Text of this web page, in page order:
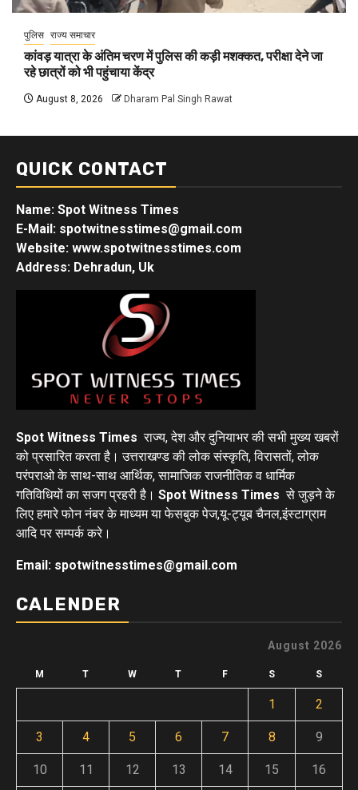
पुलिस राज्य समाचार
कांवड़ यात्रा के अंतिम चरण में पुलिस की कड़ी मशक्कत, परीक्षा देने जा
रहे छात्रों को भी पहुंचाया केंद्र
August 8, 2026 Dharam Pal Singh Rawat
QUICK CONTACT
Name: Spot Witness Times
E-Mail: spotwitnesstimes@gmail.com
Website: www.spotwitnesstimes.com
Address: Dehradun, Uk
Spot Witness Times राज्य, देश और दुनियाभर की सभी मुख्य खबरों
को प्रसारित करता है। उत्तराखण्ड की लोक संस्कृति, विरासतों, लोक
परंपराओ के साथ-साथ आर्थिक, सामाजिक राजनीतिक व धार्मिक
गतिविधियों का सजग प्रहरी है। Spot Witness Times से जुड़ने के
लिए हमारे फोन नंबर के माध्यम या फेसबुक पेज,यू-ट्यूब चैनल,इंस्टाग्राम
आदि पर सम्पर्क करे।
Email: spotwitnesstimes@gmail.com
CALENDER
August 2026
M T W T F S S
1 2
3 4 5 6 7 8 9
10 11 12 13 14 15 16